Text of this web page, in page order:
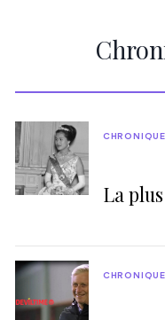
La